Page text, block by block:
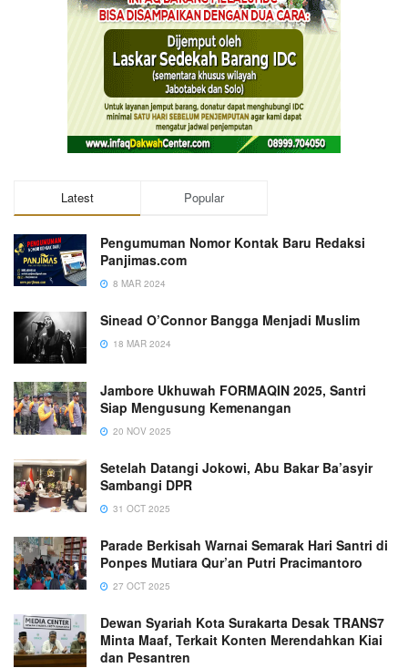
Latest Popular
Pengumuman Nomor Kontak Baru Redaksi
Panjimas.com
8 MAR 2024
Sinead O’Connor Bangga Menjadi Muslim
18 MAR 2024
Jambore Ukhuwah FORMAQIN 2025, Santri
Siap Mengusung Kemenangan
20 NOV 2025
Setelah Datangi Jokowi, Abu Bakar Ba’asyir
Sambangi DPR
31 OCT 2025
Parade Berkisah Warnai Semarak Hari Santri di
Ponpes Mutiara Qur’an Putri Pracimantoro
27 OCT 2025
Dewan Syariah Kota Surakarta Desak TRANS7
Minta Maaf, Terkait Konten Merendahkan Kiai
dan Pesantren